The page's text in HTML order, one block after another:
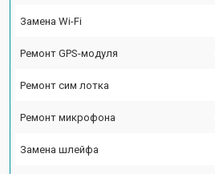
Замена Wi-Fi
Ремонт GPS-модуля
Ремонт сим лотка
Ремонт микрофона
Замена шлейфа